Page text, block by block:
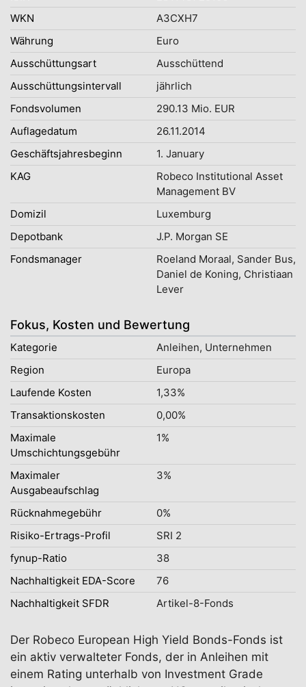
WKN
A3CXH7
Währung
Euro
Ausschüttungsart
Ausschüttend
Ausschüttungsintervall
jährlich
Fondsvolumen
290.13 Mio. EUR
Auflagedatum
26.11.2014
Geschäftsjahresbeginn
1. January
KAG
Robeco Institutional Asset
Management BV
Domizil
Luxemburg
Depotbank
J.P. Morgan SE
Fondsmanager
Roeland Moraal, Sander Bus,
Daniel de Koning, Christiaan
Lever
Fokus, Kosten und Bewertung
Kategorie
Anleihen, Unternehmen
Region
Europa
Laufende Kosten
1,33%
Transaktionskosten
0,00%
Maximale
Umschichtungsgebühr
1%
Maximaler
Ausgabeaufschlag
3%
Rücknahmegebühr
0%
Risiko-Ertrags-Profil
SRI 2
fynup-Ratio
38
Nachhaltigkeit EDA-Score
76
Nachhaltigkeit SFDR
Artikel-8-Fonds
Der Robeco European High Yield Bonds-Fonds ist
ein aktiv verwalteter Fonds, der in Anleihen mit
einem Rating unterhalb von Investment Grade